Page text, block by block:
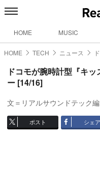
HOME MUSIC
HOME TECH ニュース
ドコモが腕時計型『キ
ー [14/16]
文＝リアルサウンドテック
ポスト シェア